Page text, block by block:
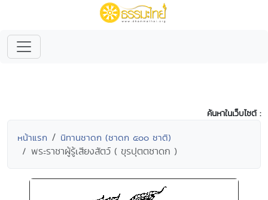
ค้นหาในเว็บไซต์ :
หน้าแรก นิทานชาดก (ชาดก ๕๐๐ ชาติ)
พระราชาผู้รู้เสียงสัตว์ ( ขุรปุตตชาดก )